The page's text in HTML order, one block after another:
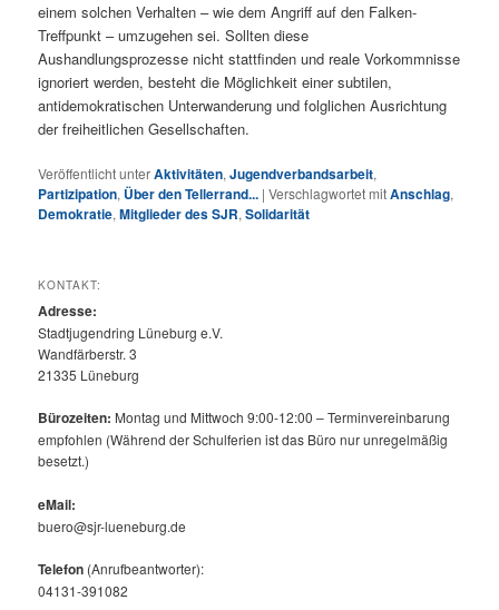
einem solchen Verhalten – wie dem Angriff auf den Falken-
Treffpunkt – umzugehen sei. Sollten diese
Aushandlungsprozesse nicht stattfinden und reale Vorkommnisse
ignoriert werden, besteht die Möglichkeit einer subtilen,
antidemokratischen Unterwanderung und folglichen Ausrichtung
der freiheitlichen Gesellschaften.
Veröffentlicht unterAktivitäten,Jugendverbandsarbeit,
Partizipation, Über den Tellerrand... |Verschlagwortet mitAnschlag,
Demokratie,Mitglieder des SJR,Solidarität
KONTAKT:
Adresse:
Stadtjugendring Lüneburg e.V.
Wandfärberstr. 3
21335 Lüneburg
Bürozeiten: Montag und Mittwoch 9:00-12:00 – Terminvereinbarung
empfohlen (Während der Schulferien ist das Büro nur unregelmäßig
besetzt.)
eMail:
buero@sjr-lueneburg.de
Telefon (Anrufbeantworter):
04131-391082